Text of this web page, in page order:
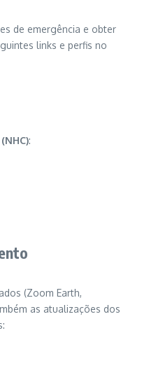
de emergência e obter
links e perfis no
:
(Zoom Earth,
as atualizações dos